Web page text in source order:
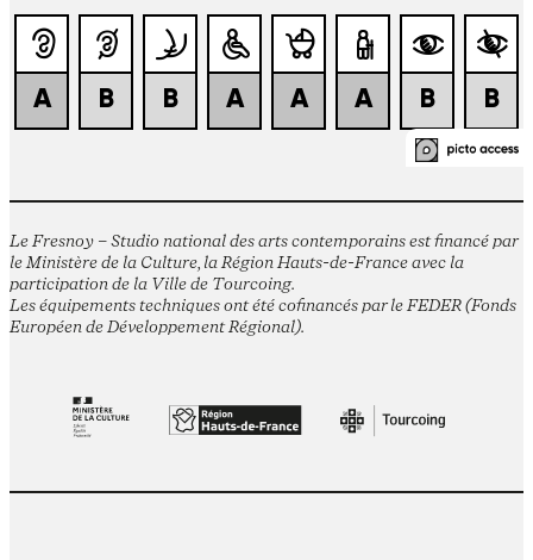
Le Fresnoy – Studio national des arts contemporains est financé par
le Ministère de la Culture, la Région Hauts-de-France avec la
participation de la Ville de Tourcoing.
Les équipements techniques ont été cofinancés par le FEDER (Fonds
Européen de Développement Régional).